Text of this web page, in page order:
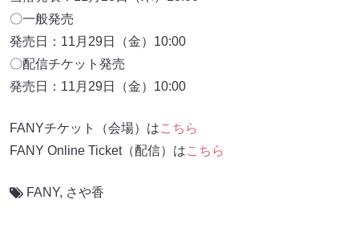
〇一般発売
発売日：11月29日（金）10:00
〇配信チケット発売
発売日：11月29日（金）10:00
FANYチケット（会場）はこちら
FANY Online Ticket（配信）はこちら
FANY, さや香